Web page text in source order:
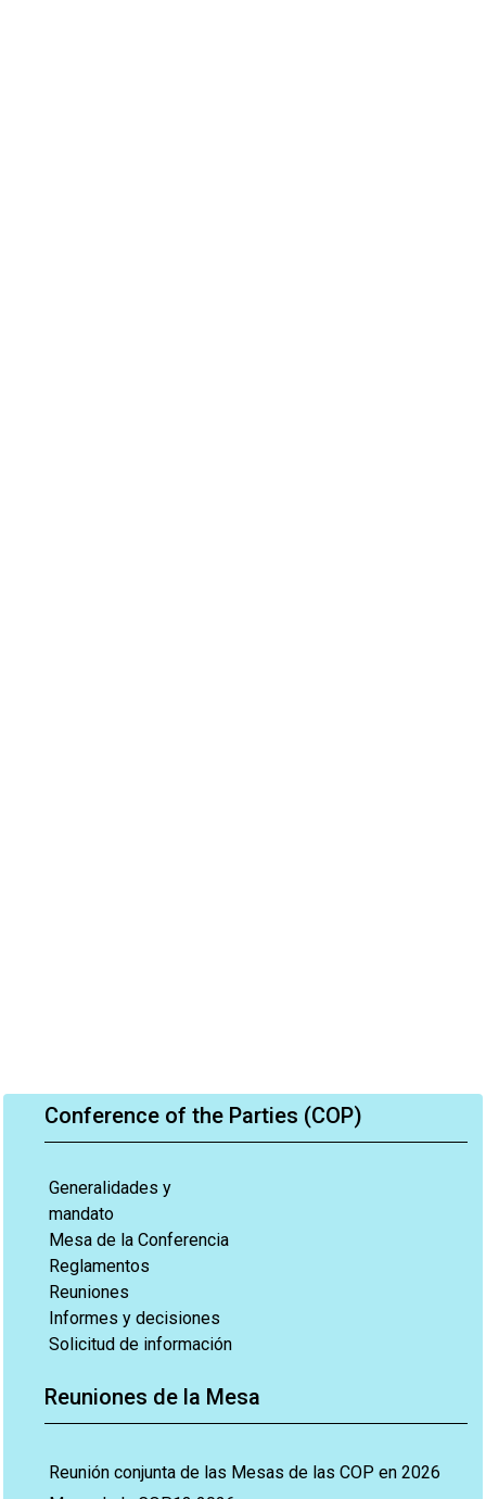
Conference of the Parties (COP)
Generalidades y
mandato
Mesa de la Conferencia
Reglamentos
Reuniones
Informes y decisiones
Solicitud de información
Reuniones de la Mesa
Reunión conjunta de las Mesas de las COP en 2026